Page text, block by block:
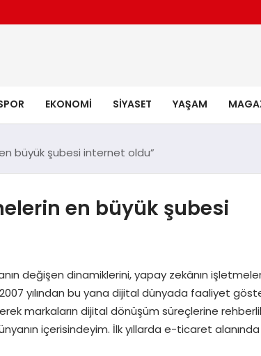
EKONOMI SIYASET YAŞAM
en büyük şubesi internet oldu”
en büyük şubesi
değişen dinamiklerini, yapay zekânın
yılından bu yana dijital dünyada faaliyet
markaların dijital dönüşüm süreçlerine
içerisindeyim. İlk yıllarda e-ticaret alanında